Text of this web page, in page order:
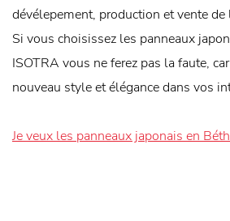
dévélepement, production et vente
Si vous choisissez les panneaux
ISOTRA vous ne ferez pas la faute,
nouveau style et élégance dans vos
Je veux les panneaux japonais en